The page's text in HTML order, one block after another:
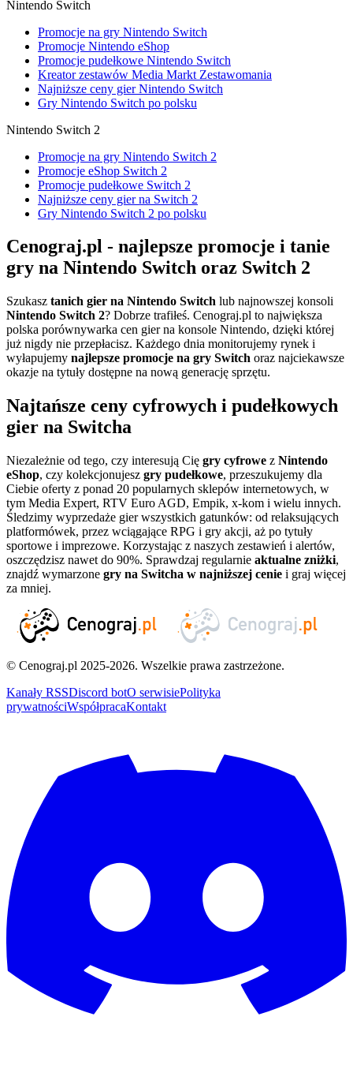
Nintendo Switch
Promocje na gry Nintendo Switch
Promocje Nintendo eShop
Promocje pudełkowe Nintendo Switch
Kreator zestawów Media Markt Zestawomania
Najniższe ceny gier Nintendo Switch
Gry Nintendo Switch po polsku
Nintendo Switch 2
Promocje na gry Nintendo Switch 2
Promocje eShop Switch 2
Promocje pudełkowe Switch 2
Najniższe ceny gier na Switch 2
Gry Nintendo Switch 2 po polsku
Cenograj.pl - najlepsze promocje i tanie
gry na Nintendo Switch oraz Switch 2
Szukasz tanich gier na Nintendo Switch lub najnowszej konsoli
Nintendo Switch 2? Dobrze trafiłeś. Cenograj.pl to największa
polska porównywarka cen gier na konsole Nintendo, dzięki której
już nigdy nie przepłacisz. Każdego dnia monitorujemy rynek i
wyłapujemy najlepsze promocje na gry Switch oraz najciekawsze
okazje na tytuły dostępne na nową generację sprzętu.
Najtańsze ceny cyfrowych i pudełkowych
gier na Switcha
Niezależnie od tego, czy interesują Cię gry cyfrowe z Nintendo
eShop, czy kolekcjonujesz gry pudełkowe, przeszukujemy dla
Ciebie oferty z ponad 20 popularnych sklepów internetowych, w
tym Media Expert, RTV Euro AGD, Empik, x-kom i wielu innych.
Śledzimy wyprzedaże gier wszystkich gatunków: od relaksujących
platformówek, przez wciągające RPG i gry akcji, aż po tytuły
sportowe i imprezowe. Korzystając z naszych zestawień i alertów,
oszczędzisz nawet do 90%. Sprawdzaj regularnie aktualne zniżki,
znajdź wymarzone gry na Switcha w najniższej cenie i graj więcej
za mniej.
© Cenograj.pl 2025-2026. Wszelkie prawa zastrzeżone.
Kanały RSSDiscord botO serwisiePolityka
prywatnościWspółpracaKontakt